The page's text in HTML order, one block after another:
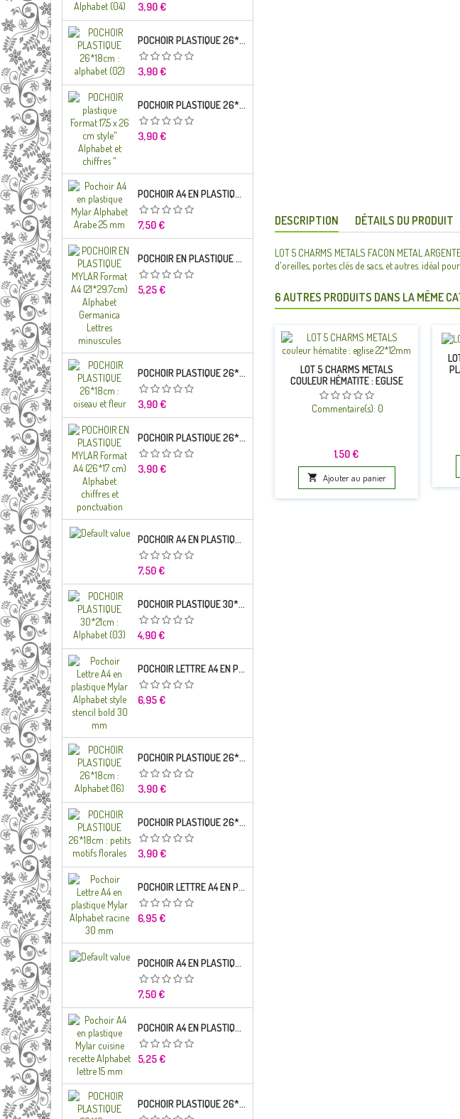
Prix
3,90 €
POCHOIR PLASTIQUE 26*18CM : ALPHABET (02)
Prix
3,90 €
POCHOIR PLASTIQUE 26*18CM : ALPHABET (01)
Prix
3,90 €
POCHOIR A4 EN PLASTIQUE MYLAR ALPHABET ARABE 25 MM
Prix
7,50 €
POCHOIR EN PLASTIQUE MYLAR FORMAT A4 (21*29.7CM) ALPHABET GERMANICA LETTRES MINUSCULES
Prix
5,25 €
POCHOIR PLASTIQUE 26*18CM : OISEAU ET FLEUR
Prix
3,90 €
POCHOIR PLASTIQUE 26*18CM : ALPHABET (03)
Prix
3,90 €
POCHOIR A4 EN PLASTIQUE MYLAR ALPHABET LETTRE TYPO CHARLEMAGNE 28 MM
Prix
7,50 €
POCHOIR PLASTIQUE 30*21CM : ALPHABET (03)
Prix
4,90 €
POCHOIR LETTRE A4 EN PLASTIQUE MYLAR ALPHABET STYLE STENCIL BOLD 30 MM
Prix
6,95 €
POCHOIR PLASTIQUE 26*18CM : ALPHABET (16)
Prix
3,90 €
POCHOIR PLASTIQUE 26*18CM : PETITS MOTIFS FLORALES
Prix
3,90 €
POCHOIR LETTRE A4 EN PLASTIQUE MYLAR ALPHABET RACINE 30 MM
Prix
6,95 €
POCHOIR A4 EN PLASTIQUE MYLAR ALPHABET LETTRE TYPO SEGOE 25 MM
Prix
7,50 €
POCHOIR A4 EN PLASTIQUE MYLAR CUISINE RECETTE ALPHABET LETTRE 15 MM
Prix
5,25 €
POCHOIR PLASTIQUE 26*18CM : ALPHABET (14)
DESCRIPTION DÉTAILS DU PRODUIT
LOT 5 CHARMS METALS FACON METAL
d'oreilles, portes clés de sacs, et autres. idéal
6 AUTRES PRODUITS DANS LA MÊME
LOT 5 CHARMS METALS
COULEUR HÉMATITE : EGLISE
22*12MM
Commentaire(s): 0
Prix
1,50 €
 Ajouter au panier